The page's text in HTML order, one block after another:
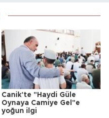
Canik'te "Haydi Güle
Oynaya Camiye Gel"e
yoğun ilgi